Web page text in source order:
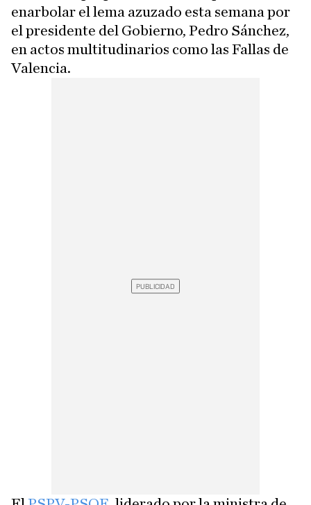
enarbolar el lema azuzado esta semana por
el presidente del Gobierno, Pedro Sánchez,
en actos multitudinarios como las Fallas de
Valencia.